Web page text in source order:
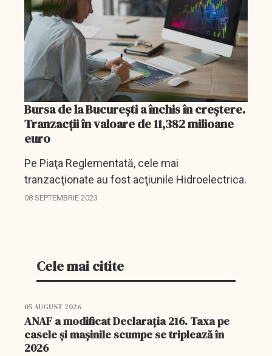
Bursa de la Bucureşti a închis în creştere.
Tranzacții în valoare de 11,382 milioane
euro
Pe Piaţa Reglementată, cele mai
tranzacţionate au fost acţiunile Hidroelectrica.
08 SEPTEMBRIE 2023
Cele mai citite
05 AUGUST 2026
ANAF a modificat Declarația 216. Taxa pe
casele și mașinile scumpe se triplează în
2026